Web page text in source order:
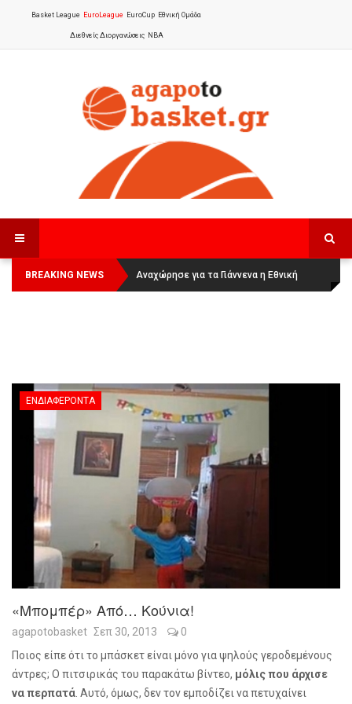
Basket League EuroLeague EuroCup Εθνική Ομάδα
Διεθνείς Διοργανώσεις NBA
BREAKING NEWS
Οι Πάνθηρες Καβάλας στην Women
Basketball League 1
Αναχώρησε για τα Γιάννενα η Εθνική
Γυναικών:
ΕΝΔΙΑΦΈΡΟΝΤΑ
«Μπομπέρ» Από… Κούνια!
agapotobasket Σεπ 30, 2013
0
Ποιος είπε ότι το μπάσκετ είναι μόνο για ψηλούς γεροδεμένους
άντρες; Ο πιτσιρικάς του παρακάτω βίντεο, μόλις που άρχισε
να περπατά . Αυτό, όμως, δεν τον εμποδίζει να πετυχαίνει